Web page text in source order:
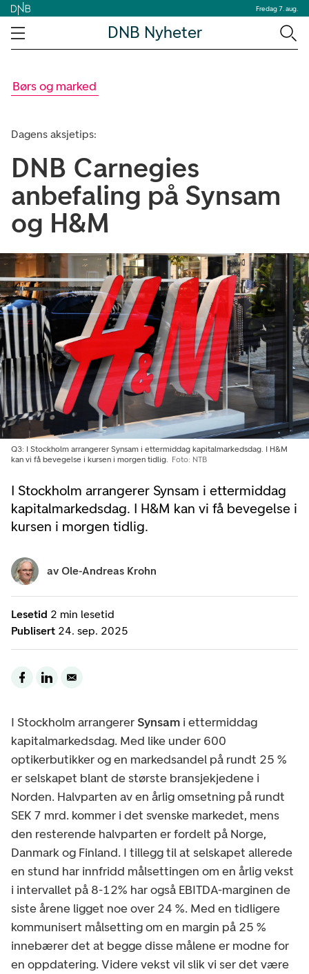
Fredag 7. aug.
DNB Nyheter
Børs og marked
Dagens aksjetips:
DNB Carnegies
anbefaling på Synsam
og H&M
I Stockholm arrangerer Synsam i ettermiddag
kapitalmarkedsdag. I H&M kan vi få bevegelse i
kursen i morgen tidlig.
Q3: I Stockholm arrangerer Synsam i ettermiddag kapitalmarkedsdag. I H&M
kan vi få bevegelse i kursen i morgen tidlig.
Foto: NTB
Lesetid 2 min lesetid
Publisert 24. sep. 2025
av Ole-Andreas Krohn
I Stockholm arrangerer Synsam i ettermiddag
kapitalmarkedsdag. Med like under 600
optikerbutikker og en markedsandel på rundt 25 %
er selskapet blant de største bransjekjedene i
Norden. Halvparten av en årlig omsetning på rundt
SEK 7 mrd. kommer i det svenske markedet, mens
den resterende halvparten er fordelt på Norge,
Danmark og Finland. I tillegg til at selskapet allerede
en stund har innfridd målsettingen om en årlig vekst
i intervallet på 8-12% har også EBITDA-marginen de
siste årene ligget noe over 24 %. Med en tidligere
kommunisert målsetting om en margin på 25 %
innebærer det at begge disse målene er modne for
en oppdatering. Videre vekst vil slik vi ser det være